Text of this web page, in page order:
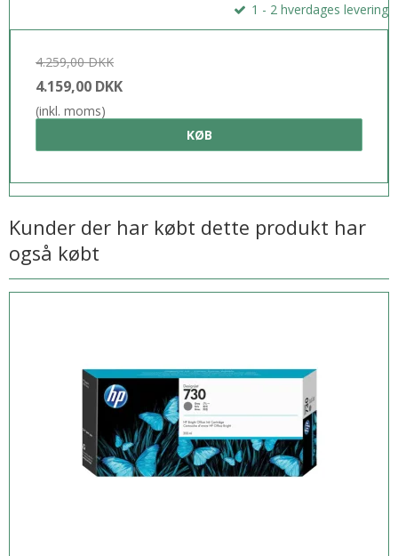
1 - 2 hverdages levering
4.259,00 DKK
4.159,00 DKK
(inkl. moms)
KØB
Kunder der har købt dette produkt har
også købt